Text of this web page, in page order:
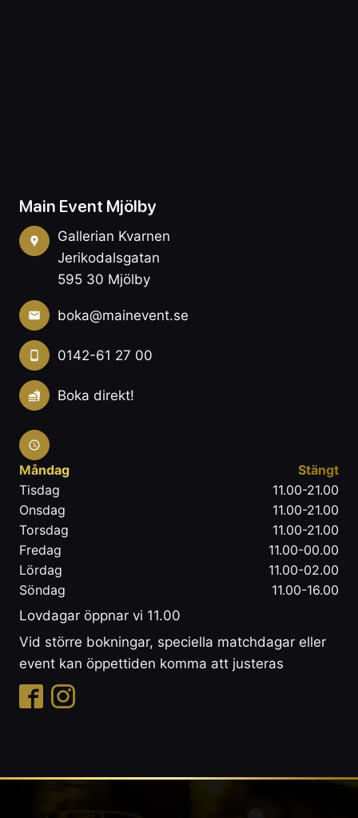
Main Event Mjölby
Gallerian Kvarnen
Jerikodalsgatan
595 30 Mjölby
boka@mainevent.se
0142-61 27 00
Boka direkt!
Måndag
Stängt
Tisdag
11.00-21.00
Onsdag
11.00-21.00
Torsdag
11.00-21.00
Fredag
11.00-00.00
Lördag
11.00-02.00
Söndag
11.00-16.00
Lovdagar öppnar vi 11.00
Vid större bokningar, speciella matchdagar eller
event kan öppettiden komma att justeras